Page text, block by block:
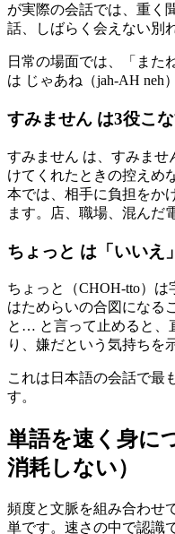
が実際の会話では、重く
話、しばらく会えない別
日常の場面では、「また
は じゃあね（jah-AH neh
すみません は3役こ
すみません は、すみま
けてくれたときの控えめ
本では、相手に負担をか
ます。店、職場、混んだ
ちょっと は「いいえ
ちょっと（CHOH-tto）
はためらいの合図になる
と… と言って止めると、
り、嫌だという気持ちを
これは日本語の会話で最
す。
単語を速く身に
消耗しない）
頻度と文脈を組み合わせ
単です。速さの中で認識